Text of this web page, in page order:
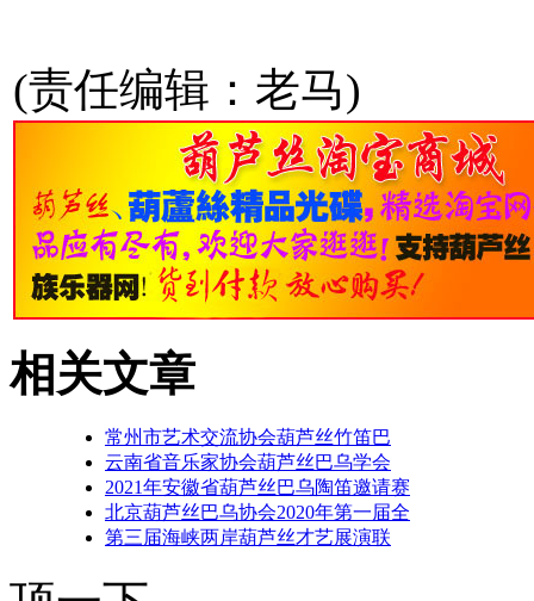
(责任编辑：老马)
相关文章
常州市艺术交流协会葫芦丝竹笛巴
云南省音乐家协会葫芦丝巴乌学会
2021年安徽省葫芦丝巴乌陶笛邀请赛
北京葫芦丝巴乌协会2020年第一届全
第三届海峡两岸葫芦丝才艺展演联